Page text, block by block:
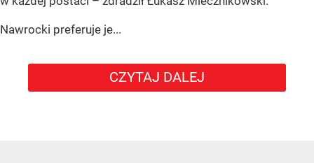
Nawrocki preferuje je...
CZYTAJ DALEJ